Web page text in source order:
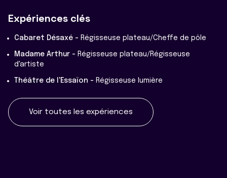
Expériences clés
Cabaret Désaxé - Régisseuse plateau/Cheffe de pôle
Madame Arthur - Régisseuse plateau/Régisseuse
d'artiste
Théâtre de l'Essaïon - Régisseuse lumière
Voir toutes les expériences